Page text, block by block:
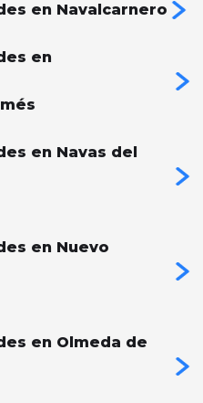
en Navalcarnero
en
en Navas del
en Nuevo
en Olmeda de